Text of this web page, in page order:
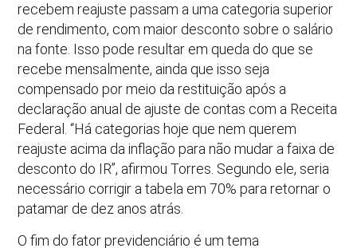
recebem reajuste passam a uma categoria superior
de rendimento, com maior desconto sobre o salário
na fonte. Isso pode resultar em queda do que se
recebe mensalmente, ainda que isso seja
compensado por meio da restituição após a
declaração anual de ajuste de contas com a Receita
Federal. “Há categorias hoje que nem querem
reajuste acima da inflação para não mudar a faixa de
desconto do IR”, afirmou Torres. Segundo ele, seria
necessário corrigir a tabela em 70% para retornar o
patamar de dez anos atrás.
O fim do fator previdenciário é um tema